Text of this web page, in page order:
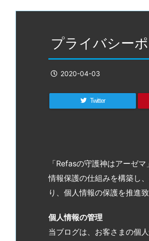
プライバシー
2020-04-03
Twitter
「Refasの守護神はアーゼ
情報保護の仕組みを構築し
り、個人情報の保護を推進致
個人情報の管理
当ブログは、お客さまの個